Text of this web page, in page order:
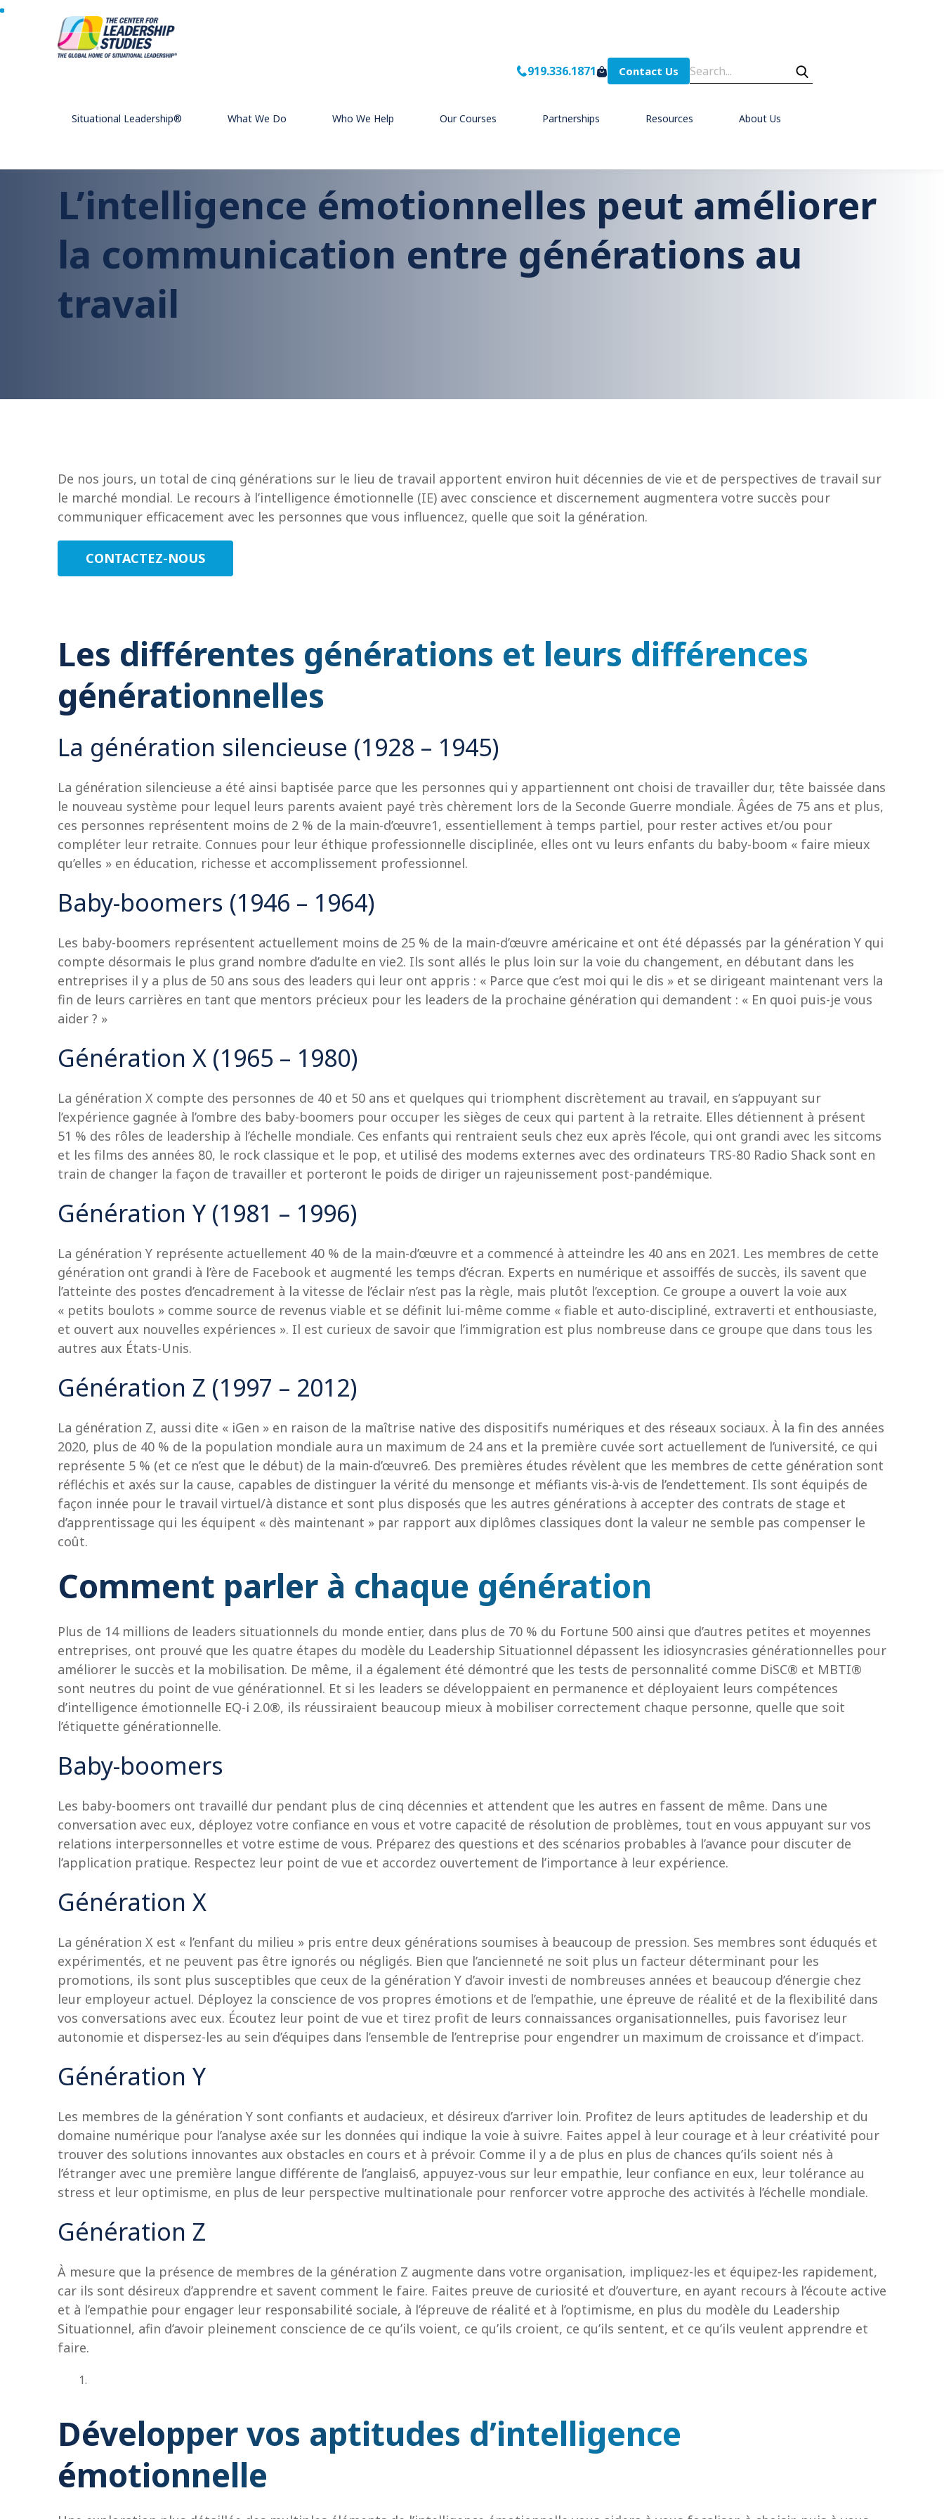
919.336.1871 Contact Us
Situational Leadership® What We Do Who We Help Our Courses Partnerships Resources About Us
L’intelligence émotionnelles peut améliorer
la communication entre générations au
travail
De nos jours, un total de cinq générations sur le lieu de travail apportent environ huit décennies de vie et de perspectives de travail sur
le marché mondial. Le recours à l’intelligence émotionnelle (IE) avec conscience et discernement augmentera votre succès pour
communiquer efficacement avec les personnes que vous influencez, quelle que soit la génération.
CONTACTEZ-NOUS
Les différentes générations et leurs différences
générationnelles
La génération silencieuse (1928 – 1945)
La génération silencieuse a été ainsi baptisée parce que les personnes qui y appartiennent ont choisi de travailler dur, tête baissée dans
le nouveau système pour lequel leurs parents avaient payé très chèrement lors de la Seconde Guerre mondiale. Âgées de 75 ans et plus,
ces personnes représentent moins de 2 % de la main-d’œuvre1, essentiellement à temps partiel, pour rester actives et/ou pour
compléter leur retraite. Connues pour leur éthique professionnelle disciplinée, elles ont vu leurs enfants du baby-boom « faire mieux
qu’elles » en éducation, richesse et accomplissement professionnel.
Baby-boomers (1946 – 1964)
Les baby-boomers représentent actuellement moins de 25 % de la main-d’œuvre américaine et ont été dépassés par la génération Y qui
compte désormais le plus grand nombre d’adulte en vie2. Ils sont allés le plus loin sur la voie du changement, en débutant dans les
entreprises il y a plus de 50 ans sous des leaders qui leur ont appris : « Parce que c’est moi qui le dis » et se dirigeant maintenant vers la
fin de leurs carrières en tant que mentors précieux pour les leaders de la prochaine génération qui demandent : « En quoi puis-je vous
aider ? »
Génération X (1965 – 1980)
La génération X compte des personnes de 40 et 50 ans et quelques qui triomphent discrètement au travail, en s’appuyant sur
l’expérience gagnée à l’ombre des baby-boomers pour occuper les sièges de ceux qui partent à la retraite. Elles détiennent à présent
51 % des rôles de leadership à l’échelle mondiale. Ces enfants qui rentraient seuls chez eux après l’école, qui ont grandi avec les sitcoms
et les films des années 80, le rock classique et le pop, et utilisé des modems externes avec des ordinateurs TRS-80 Radio Shack sont en
train de changer la façon de travailler et porteront le poids de diriger un rajeunissement post-pandémique.
Génération Y (1981 – 1996)
La génération Y représente actuellement 40 % de la main-d’œuvre et a commencé à atteindre les 40 ans en 2021. Les membres de cette
génération ont grandi à l’ère de Facebook et augmenté les temps d’écran. Experts en numérique et assoiffés de succès, ils savent que
l’atteinte des postes d’encadrement à la vitesse de l’éclair n’est pas la règle, mais plutôt l’exception. Ce groupe a ouvert la voie aux
« petits boulots » comme source de revenus viable et se définit lui-même comme « fiable et auto-discipliné, extraverti et enthousiaste,
et ouvert aux nouvelles expériences ». Il est curieux de savoir que l’immigration est plus nombreuse dans ce groupe que dans tous les
autres aux États-Unis.
Génération Z (1997 – 2012)
La génération Z, aussi dite « iGen » en raison de la maîtrise native des dispositifs numériques et des réseaux sociaux. À la fin des années
2020, plus de 40 % de la population mondiale aura un maximum de 24 ans et la première cuvée sort actuellement de l’université, ce qui
représente 5 % (et ce n’est que le début) de la main-d’œuvre6. Des premières études révèlent que les membres de cette génération sont
réfléchis et axés sur la cause, capables de distinguer la vérité du mensonge et méfiants vis-à-vis de l’endettement. Ils sont équipés de
façon innée pour le travail virtuel/à distance et sont plus disposés que les autres générations à accepter des contrats de stage et
d’apprentissage qui les équipent « dès maintenant » par rapport aux diplômes classiques dont la valeur ne semble pas compenser le
coût.
Comment parler à chaque génération
Plus de 14 millions de leaders situationnels du monde entier, dans plus de 70 % du Fortune 500 ainsi que d’autres petites et moyennes
entreprises, ont prouvé que les quatre étapes du modèle du Leadership Situationnel dépassent les idiosyncrasies générationnelles pour
améliorer le succès et la mobilisation. De même, il a également été démontré que les tests de personnalité comme DiSC® et MBTI®
sont neutres du point de vue générationnel. Et si les leaders se développaient en permanence et déployaient leurs compétences
d’intelligence émotionnelle EQ-i 2.0®, ils réussiraient beaucoup mieux à mobiliser correctement chaque personne, quelle que soit
l’étiquette générationnelle.
Baby-boomers
Les baby-boomers ont travaillé dur pendant plus de cinq décennies et attendent que les autres en fassent de même. Dans une
conversation avec eux, déployez votre confiance en vous et votre capacité de résolution de problèmes, tout en vous appuyant sur vos
relations interpersonnelles et votre estime de vous. Préparez des questions et des scénarios probables à l’avance pour discuter de
l’application pratique. Respectez leur point de vue et accordez ouvertement de l’importance à leur expérience.
Génération X
La génération X est « l’enfant du milieu » pris entre deux générations soumises à beaucoup de pression. Ses membres sont éduqués et
expérimentés, et ne peuvent pas être ignorés ou négligés. Bien que l’ancienneté ne soit plus un facteur déterminant pour les
promotions, ils sont plus susceptibles que ceux de la génération Y d’avoir investi de nombreuses années et beaucoup d’énergie chez
leur employeur actuel. Déployez la conscience de vos propres émotions et de l’empathie, une épreuve de réalité et de la flexibilité dans
vos conversations avec eux. Écoutez leur point de vue et tirez profit de leurs connaissances organisationnelles, puis favorisez leur
autonomie et dispersez-les au sein d’équipes dans l’ensemble de l’entreprise pour engendrer un maximum de croissance et d’impact.
Génération Y
Les membres de la génération Y sont confiants et audacieux, et désireux d’arriver loin. Profitez de leurs aptitudes de leadership et du
domaine numérique pour l’analyse axée sur les données qui indique la voie à suivre. Faites appel à leur courage et à leur créativité pour
trouver des solutions innovantes aux obstacles en cours et à prévoir. Comme il y a de plus en plus de chances qu’ils soient nés à
l’étranger avec une première langue différente de l’anglais6, appuyez-vous sur leur empathie, leur confiance en eux, leur tolérance au
stress et leur optimisme, en plus de leur perspective multinationale pour renforcer votre approche des activités à l’échelle mondiale.
Génération Z
À mesure que la présence de membres de la génération Z augmente dans votre organisation, impliquez-les et équipez-les rapidement,
car ils sont désireux d’apprendre et savent comment le faire. Faites preuve de curiosité et d’ouverture, en ayant recours à l’écoute active
et à l’empathie pour engager leur responsabilité sociale, à l’épreuve de réalité et à l’optimisme, en plus du modèle du Leadership
Situationnel, afin d’avoir pleinement conscience de ce qu’ils voient, ce qu’ils croient, ce qu’ils sentent, et ce qu’ils veulent apprendre et
faire.
Développer vos aptitudes d’intelligence
émotionnelle